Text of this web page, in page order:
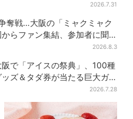
2026.7.31
奪戦…大阪の「ミャクミャク
らファン集結、参加者に聞
2026.8.3
阪で「アイスの祭典」、100種
ズ＆タダ券が当たる巨大ガ
2026.7.28